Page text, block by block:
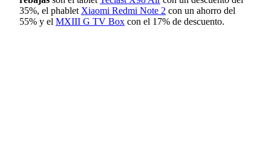
35%, el phablet Xiaomi Redmi Note 2 con un ahorro del
55% y el MXIII G TV Box con el 17% de descuento.